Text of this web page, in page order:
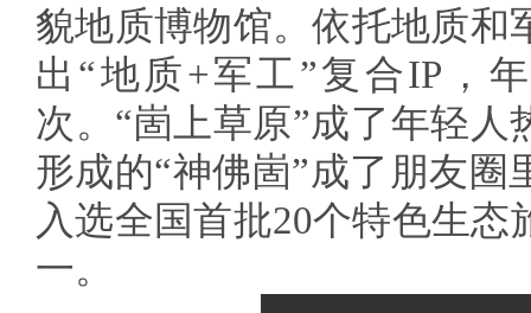
貌地质博物馆。依托地质和
出“地质+军工”复合IP，
次。“崮上草原”成了年轻人
形成的“神佛崮”成了朋友
入选全国首批20个特色生
一。